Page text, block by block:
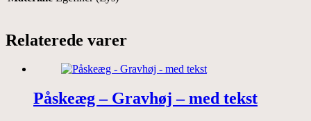
Relaterede varer
Påskeæg – Gravhøj – med tekst